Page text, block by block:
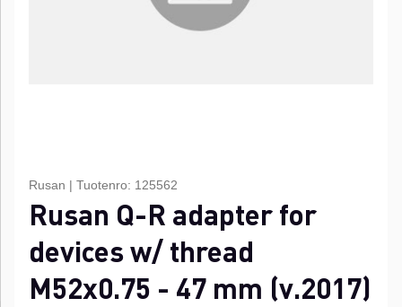
Rusan | Tuotenro: 125562
Rusan Q-R adapter for
devices w/ thread
M52x0.75 - 47 mm (v.2017)